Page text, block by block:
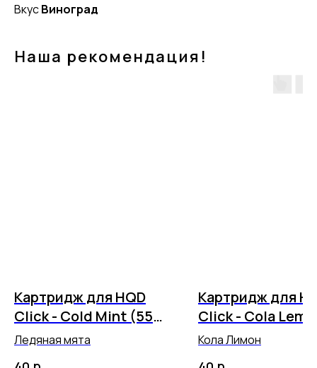
ВкусВиноград
Наша рекомендация!
Картридж для HQD
Click - Cold Mint (5500
затяжек)
Ледяная мята
Картридж для
Click - Cola
(5500 затяжек)
Кола Лимон